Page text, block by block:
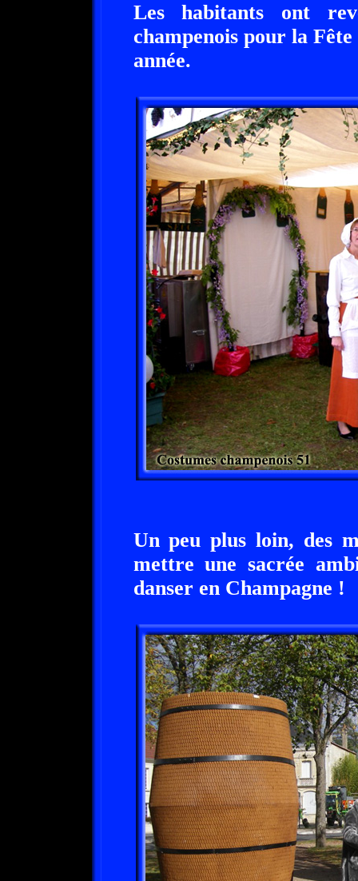
Les habitants ont
champenois pour la
année.
Un peu plus loin, des
mettre une sacrée
danser en Champagne !